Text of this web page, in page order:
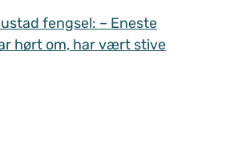
fengsel: – Eneste
hørt om, har vært stive